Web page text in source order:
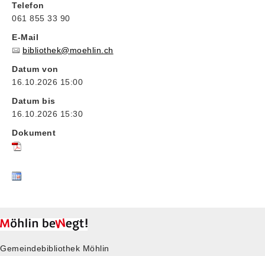
Telefon
061 855 33 90
E-Mail
bibliothek@moehlin.ch
Datum von
16.10.2026 15:00
Datum bis
16.10.2026 15:30
Dokument
Gemeindebibliothek Möhlin